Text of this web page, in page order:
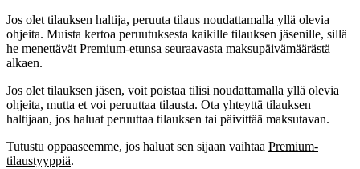
Jos olet tilauksen haltija, peruuta tilaus noudattamalla yllä olevia
ohjeita. Muista kertoa peruutuksesta kaikille tilauksen jäsenille, sillä
he menettävät Premium-etunsa seuraavasta maksupäivämäärästä
alkaen.
Jos olet tilauksen jäsen, voit poistaa tilisi noudattamalla yllä olevia
ohjeita, mutta et voi peruuttaa tilausta. Ota yhteyttä tilauksen
haltijaan, jos haluat peruuttaa tilauksen tai päivittää maksutavan.
Tutustu oppaaseemme, jos haluat sen sijaan vaihtaa Premium-
tilaustyyppiä.